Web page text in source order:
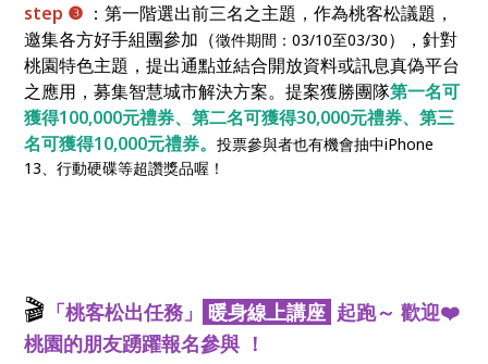
step ❸ ：第一階選出前三名之主題，作為桃客松議題，
邀集各方好手組團參加（徵件期間：03/10至03/30），針對
桃園特色主題，提出通點並結合開放資料或訊息真偽平台
之應用，募集智慧城市解決方案。提案獲勝團隊第一名可
獲得100,000元禮券、第二名可獲得30,000元禮券、第三
名可獲得10,000元禮券。投票參與者也有機會抽中iPhone
13、行動硬碟等超讚獎品喔！
🎬 「桃客松出任務」 暖身線上講座 起跑～ 歡迎❤️
桃園的朋友踴躍報名參與 ！